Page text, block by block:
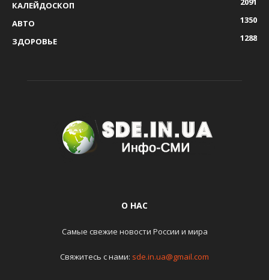
КАЛЕЙДОСКОП
АВТО
1350
ЗДОРОВЬЕ
1288
О НАС
Самые свежие новости России и мира
Свяжитесь с нами: sde.in.ua@gmail.com